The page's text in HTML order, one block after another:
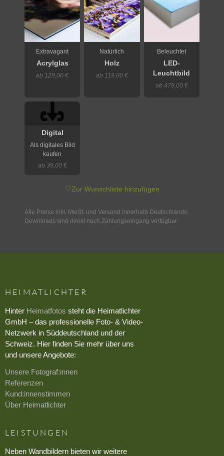
Extravagant
Acrylglas
ab 129,00 €
Natürlich
Holz
ab 119,00 €
Beleuchtet
LED-
Leuchtbild
ab 479,00 €
Digital
Als digitales Bild
kaufen
ab 39,00 €
♡Zur Wunschliste hinzufügen
Alle Preise inkl. MwSt. und Versand innerhalb Deutschlands.
Downloads sind direkt nach Zahlungseingang verfügbar.
HEIMATLICHTER
Hinter Heimatfotos steht die Heimatlichter
GmbH – das professionelle Foto- & Video-
Netzwerk in Süddeutschland und der
Schweiz. Hier finden Sie mehr über uns
und unsere Angebote:
Unsere Fotograf:innen
Referenzen
Kund:innenstimmen
Über Heimatlichter
LEISTUNGEN
Neben Wandbildern bieten wir weitere